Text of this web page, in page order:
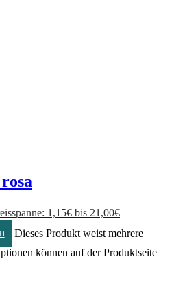
1,15€ bis 21,00€
Dieses Produkt weist mehrere
können auf der Produktseite